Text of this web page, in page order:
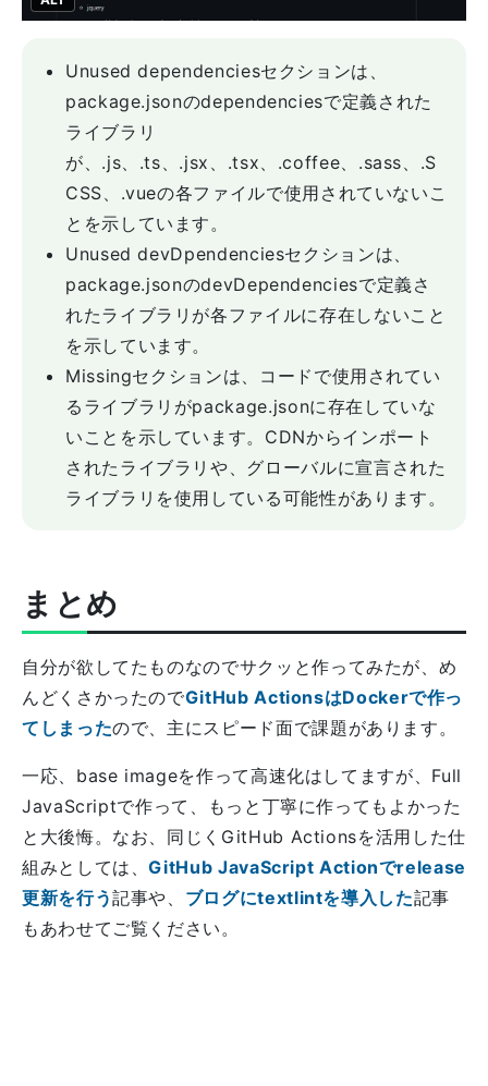
Unused dependenciesセクションは、
package.jsonのdependenciesで定義された
ライブラリ
が、.js、.ts、.jsx、.tsx、.coffee、.sass、.S
CSS、.vueの各ファイルで使用されていないこ
とを示しています。
Unused devDpendenciesセクションは、
package.jsonのdevDependenciesで定義さ
れたライブラリが各ファイルに存在しないこと
を示しています。
Missingセクションは、コードで使用されてい
るライブラリがpackage.jsonに存在していな
いことを示しています。CDNからインポート
されたライブラリや、グローバルに宣言された
ライブラリを使用している可能性があります。
まとめ
自分が欲してたものなのでサクッと作ってみたが、め
んどくさかったのでGitHub ActionsはDockerで作っ
てしまったので、主にスピード面で課題があります。
一応、base imageを作って高速化はしてますが、Full
JavaScriptで作って、もっと丁寧に作ってもよかった
と大後悔。なお、同じくGitHub Actionsを活用した仕
組みとしては、GitHub JavaScript Actionでrelease
更新を行う記事や、 ブログにtextlintを導入した記事
もあわせてご覧ください。